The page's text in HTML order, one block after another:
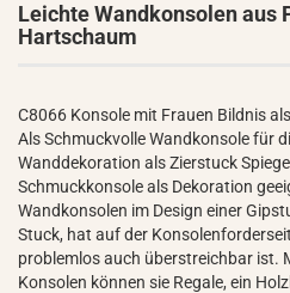
Leichte Wandkonsolen aus
Hartschaum
C8066 Konsole mit Frauen Bildnis
Als Schmuckvolle Wandkonsole für
Wanddekoration als Zierstuck
Schmuckkonsole als Dekoration
Wandkonsolen im Design einer
Stuck, hat auf der
problemlos auch überstreichbar ist.
Konsolen können sie Regale, ein